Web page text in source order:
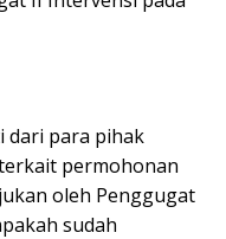
dari para pihak
permohonan
oleh Penggugat
sudah